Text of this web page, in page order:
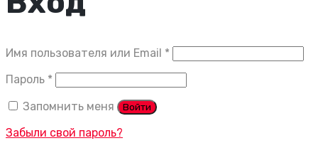
Имя пользователя или Email *
Пароль *
Запомнить меня Войти
Забыли свой пароль?